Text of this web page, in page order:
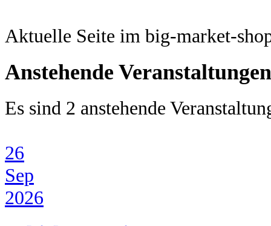
Aktuelle Seite im big-market-
Anstehende Veranstaltungen
Es sind 2 anstehende
26
Sep
2026